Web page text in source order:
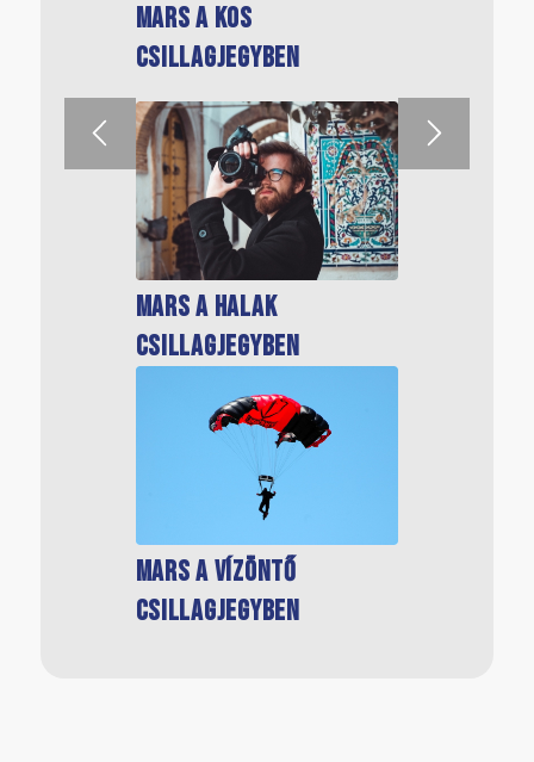
Mars a Kos
csillagjegyben
Mars a Halak
csillagjegyben
Mars a Vízöntő
csillagjegyben
Mars a Bak
csillagjegyben
Mars a Nyilas
csillagjegyben
Mars a Skorpió
csillagjegyben